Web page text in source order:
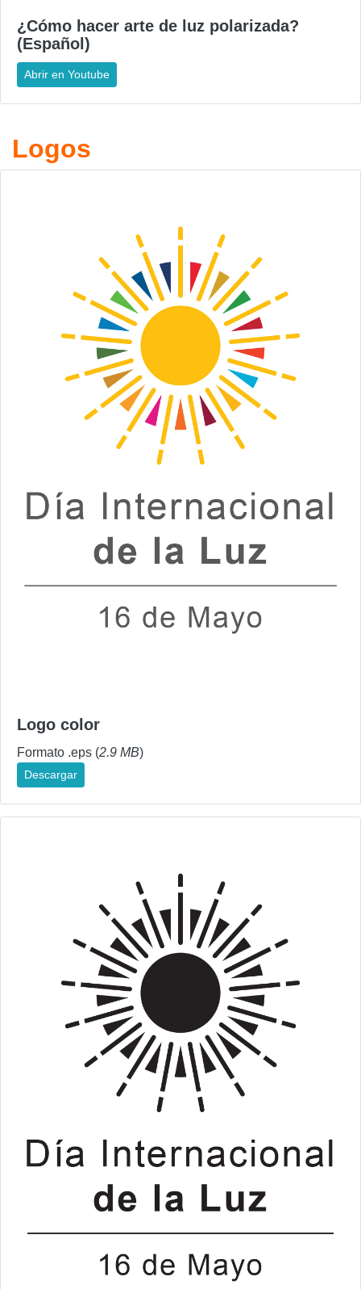
¿Cómo hacer arte de luz polarizada?
(Español)
Abrir en Youtube
Logos
Logo color
Formato .eps (2.9 MB)
Descargar